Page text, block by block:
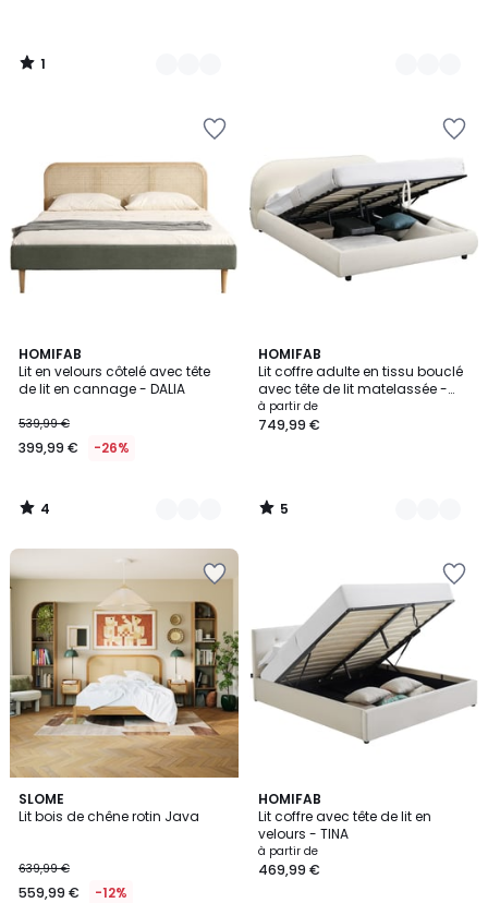
1
/
HOMIFAB
Lit en velours côtelé avec tête
de lit en cannage - DALIA
539,99 €
399,99 € -26%
4
/
5
2
Couleurs
4
/
HOMIFAB
Lit coffre adulte en tissu bouclé
avec tête de lit matelassée -
MADISSON
à partir de
749,99 €
5
/
5
2
Couleurs
5
/
SLOME
Lit bois de chêne rotin Java
639,99 €
559,99 € -12%
HOMIFAB
Lit coffre avec tête de lit en
velours - TINA
à partir de
469,99 €
2
Couleurs